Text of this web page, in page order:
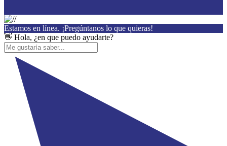
Estamos en línea. ¡Pregúntanos lo que quieras!
👋 Hola, ¿en que puedo ayudarte?